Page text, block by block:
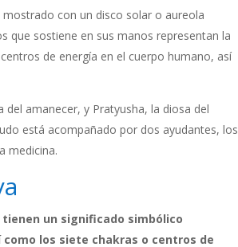
con un disco solar o aureola
que sostiene en sus manos representan la
de energía en el cuerpo humano, así
amanecer, y Pratyusha, la diosa del
está acompañado por dos ayudantes, los
medicina.
un significado simbólico
los siete chakras o centros de